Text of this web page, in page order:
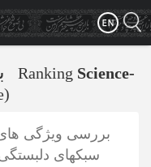
Ranking Science-
بررسی ویژگی
سبکهای